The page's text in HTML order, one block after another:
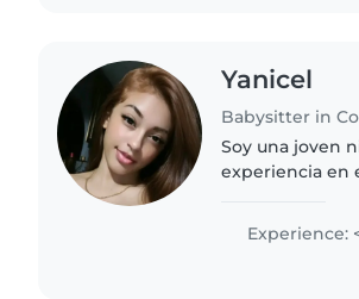
Yanicel
Babysitter in
Soy una joven
experiencia en
con ellos...
Experience: